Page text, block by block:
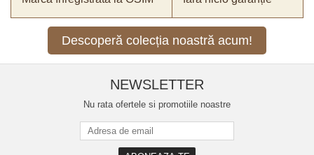
Descoperă colecția noastră acum!
NEWSLETTER
Nu rata ofertele si promotiile noastre